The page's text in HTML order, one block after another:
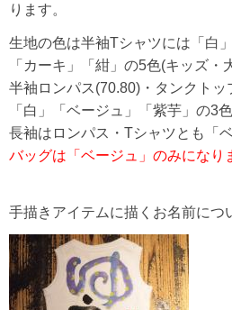
ります。
生地の色は半袖Tシャツには「白
「カーキ」「紺」の5色(キッズ・
半袖ロンパス(70.80)・タンクトッ
「白」「ベージュ」「紫芋」の3色
長袖はロンパス・Tシャツとも「
バッグは「ベージュ」のみになり
手描きアイテムに描くお名前につ